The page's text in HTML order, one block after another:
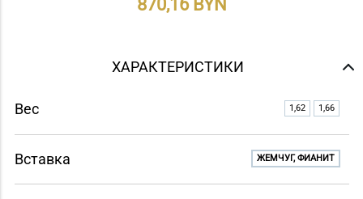
870,16
ХАРАКТЕРИСТИКИ
Вес 1,62 1,66
Вставка ЖЕМЧУГ, ФИАНИТ